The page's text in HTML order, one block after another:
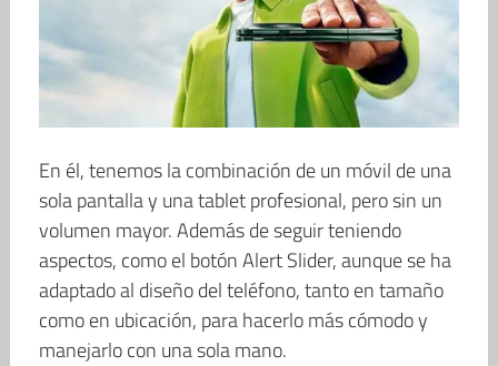
En él, tenemos la combinación de un móvil de una
sola pantalla y una tablet profesional, pero sin un
volumen mayor. Además de seguir teniendo
aspectos, como el botón Alert Slider, aunque se ha
adaptado al diseño del teléfono, tanto en tamaño
como en ubicación, para hacerlo más cómodo y
manejarlo con una sola mano.